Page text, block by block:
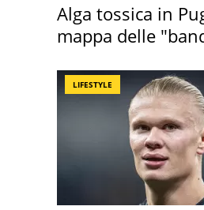
Alga tossica in
mappa delle
LIFESTYLE